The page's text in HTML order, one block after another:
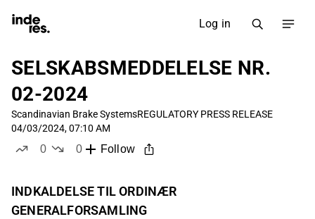
Log in
SELSKABSMEDDELELSE NR.
02-2024
Scandinavian Brake SystemsREGULATORY PRESS RELEASE
04/03/2024, 07:10 AM
0
0
Follow
INDKALDELSE TIL ORDINÆR
GENERALFORSAMLING